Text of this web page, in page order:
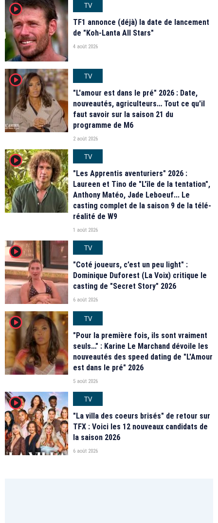
player2
TV
TF1 annonce (déjà) la date de lancement
de "Koh-Lanta All Stars"
4 août 2026
player2
TV
"L'amour est dans le pré" 2026 : Date,
nouveautés, agriculteurs… Tout ce qu'il
faut savoir sur la saison 21 du
programme de M6
2 août 2026
player2
TV
"Les Apprentis aventuriers" 2026 :
Laureen et Tino de "L'île de la tentation",
Anthony Matéo, Jade Leboeuf... Le
casting complet de la saison 9 de la télé-
réalité de W9
1 août 2026
player2
TV
"Coté joueurs, c’est un peu light" :
Dominique Duforest (La Voix) critique le
casting de "Secret Story" 2026
6 août 2026
player2
TV
"Pour la première fois, ils sont vraiment
seuls…" : Karine Le Marchand dévoile les
nouveautés des speed dating de "L'Amour
est dans le pré" 2026
5 août 2026
player2
TV
"La villa des coeurs brisés" de retour sur
TFX : Voici les 12 nouveaux candidats de
la saison 2026
6 août 2026